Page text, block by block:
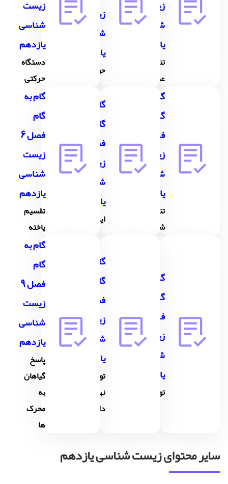
زیست
شناسی
یازدهم
تنظیم
عصبی
زیست
شناسی
یازدهم
حواس
زیست
شناسی
یازدهم
دستگاه
حرکتی
گام به
گام
زیست
شناسی
یازدهم
تنظیم
شیمیایی
گام به
گام
فصل 5
زیست
شناسی
یازدهم
ایمنی
گام به
گام
فصل 6
زیست
شناسی
یازدهم
تقسیم
یاخته
گام به
گام
فصل 7
زیست
شناسی
یازدهم
تولیدمثل
گام به
گام
زیست
شناسی
یازدهم
تولیدمثل
نهان
دانگان
گام به
گام
فصل 9
زیست
شناسی
یازدهم
پاسخ
گیاهان
به
محرک
ها
سایر محتوای زیست شناسی یازدهم